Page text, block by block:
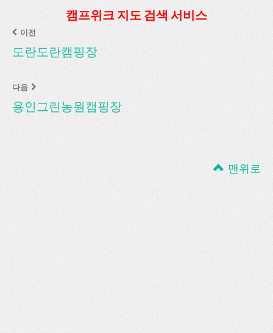
캠프위크 지도 검색 서비스
이전
도란도란캠핑장
다음
용인그린농원캠핑장
맨위로